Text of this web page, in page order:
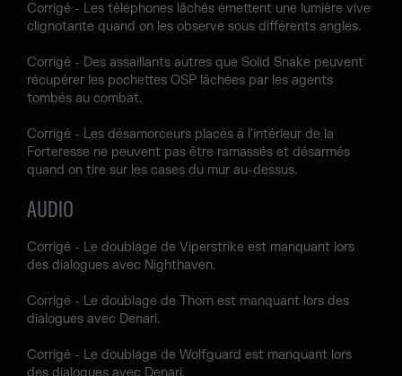
Corrigé - Les téléphones lâchés émettent une lumière vive
clignotante quand on les observe sous différents angles.
Corrigé - Des assaillants autres que Solid Snake peuvent
récupérer les pochettes OSP lâchées par les agents
tombés au combat.
Corrigé - Les désamorceurs placés à l'intérieur de la
Forteresse ne peuvent pas être ramassés et désarmés
quand on tire sur les cases du mur au-dessus.
AUDIO
Corrigé - Le doublage de Viperstrike est manquant lors
des dialogues avec Nighthaven.
Corrigé - Le doublage de Thorn est manquant lors des
dialogues avec Denari.
Corrigé - Le doublage de Wolfguard est manquant lors
des dialogues avec Denari.